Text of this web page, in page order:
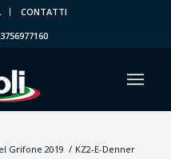
CONTATTI
Grifone 2019 / KZ2-E-Denner